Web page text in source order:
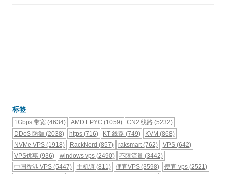
标签
1Gbps 带宽 (4634) AMD EPYC (1059) CN2 线路 (5232)
DDoS 防御 (2038) https(716) KT 线路 (749) KVM (868)
NVMe VPS (1918) RackNerd (857) raksmart(762) VPS(642)
VPS优惠 (936) windows vps(2490) 不限流量 (3442)
中国香港 VPS (5447) 主机镇(811) 便宜VPS (3598) 便宜 vps(2521)